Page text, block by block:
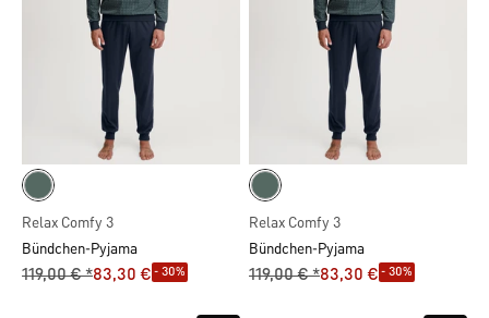
Relax Comfy 3
Bündchen-Pyjama
119,00 € *83,30 € - 30%
Relax Comfy 3
Bündchen-Pyjama
119,00 € *83,30 € - 30%